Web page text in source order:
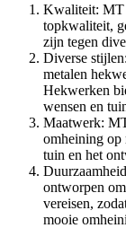
Kwaliteit: MT
topkwaliteit,
zijn tegen
Diverse
metalen
Hekwerken
wensen en
Maatwerk:
omheining op
tuin en het
ontworpen
vereisen,
mooie